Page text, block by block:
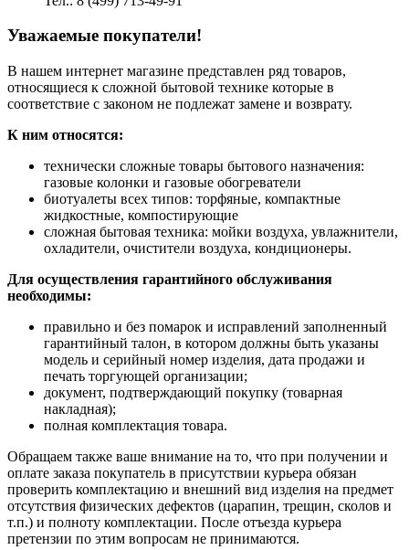
Уважаемые покупатели!
В нашем интернет магазине представлен ряд товаров,
относящиеся к сложной бытовой технике которые в
соответствие с законом не подлежат замене и возврату.
К ним относятся:
технически сложные товары бытового назначения:
газовые колонки и газовые обогреватели
биотуалеты всех типов: торфяные, компактные
жидкостные, компостирующие
сложная бытовая техника: мойки воздуха, увлажнители,
охладители, очистители воздуха, кондиционеры.
Для осуществления гарантийного обслуживания
необходимы:
правильно и без помарок и исправлений заполненный
гарантийный талон, в котором должны быть указаны
модель и серийный номер изделия, дата продажи и
печать торгующей организации;
документ, подтверждающий покупку (товарная
накладная);
полная комплектация товара.
Обращаем также ваше внимание на то, что при получении и
оплате заказа покупатель в присутствии курьера обязан
проверить комплектацию и внешний вид изделия на предмет
отсутствия физических дефектов (царапин, трещин, сколов и
т.п.) и полноту комплектации. После отъезда курьера
претензии по этим вопросам не принимаются.